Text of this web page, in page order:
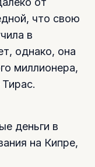
что свою
в
однако, она
миллионера,
деньги в
на Кипре,